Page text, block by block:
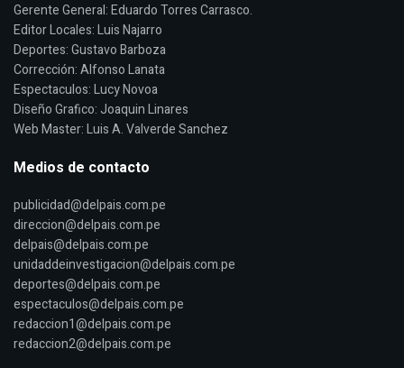
Gerente General: Eduardo Torres Carrasco.
Editor Locales: Luis Najarro
Deportes: Gustavo Barboza
Corrección: Alfonso Lanata
Espectaculos: Lucy Novoa
Diseño Grafico: Joaquin Linares
Web Master: Luis A. Valverde Sanchez
Medios de contacto
publicidad@delpais.com.pe
direccion@delpais.com.pe
delpais@delpais.com.pe
unidaddeinvestigacion@delpais.com.pe
deportes@delpais.com.pe
espectaculos@delpais.com.pe
redaccion1@delpais.com.pe
redaccion2@delpais.com.pe